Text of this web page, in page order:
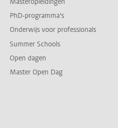
PhD-programma's
Onderwijs voor professionals
Summer Schools
Open dagen
Master Open Dag